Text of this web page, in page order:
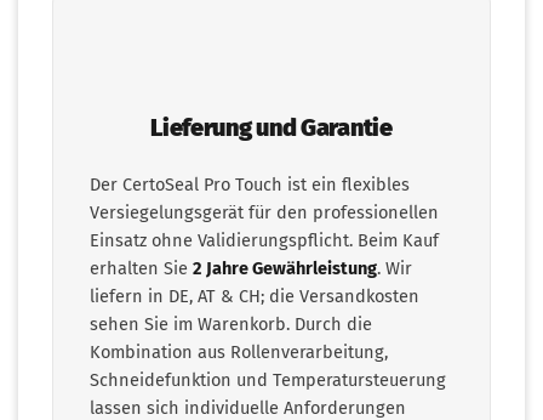
Lieferung und Garantie
Der CertoSeal Pro Touch ist ein flexibles
Versiegelungsgerät für den professionellen
Einsatz ohne Validierungspflicht. Beim Kauf
erhalten Sie 2 Jahre Gewährleistung. Wir
liefern in DE, AT & CH; die Versandkosten
sehen Sie im Warenkorb. Durch die
Kombination aus Rollenverarbeitung,
Schneidefunktion und Temperatursteuerung
lassen sich individuelle Anforderungen